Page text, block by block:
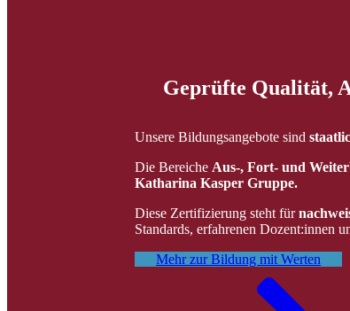
Geprüfte Qualität,
Unsere Bildungsangebote sind
Die Bereiche Aus-, Fort- und
Katharina Kasper Gruppe.
Diese Zertifizierung steht für
Standards, erfahrenen Dozent:innen
Mehr zur Bildung mit Werten